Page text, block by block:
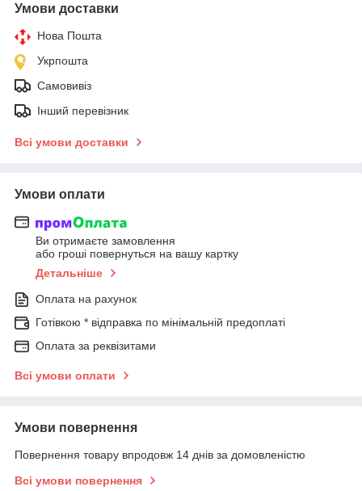
Умови доставки
Нова Пошта
Укрпошта
Самовивіз
Інший перевізник
Всі умови доставки
Умови оплати
Ви отримаєте замовлення
або гроші повернуться на вашу картку
Детальніше
Оплата на рахунок
Готівкою * відправка по мінімальній предоплаті
Оплата за реквізитами
Всі умови оплати
Умови повернення
Повернення товару впродовж 14 днів за домовленістю
Всі умови повернення